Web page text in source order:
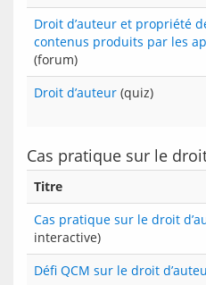
Droit d’auteur et propriété
contenus produits par les
(forum)
Droit d’auteur (quiz)
Cas pratique sur le
Titre
Cas pratique sur le droit
interactive)
Défi QCM sur le droit